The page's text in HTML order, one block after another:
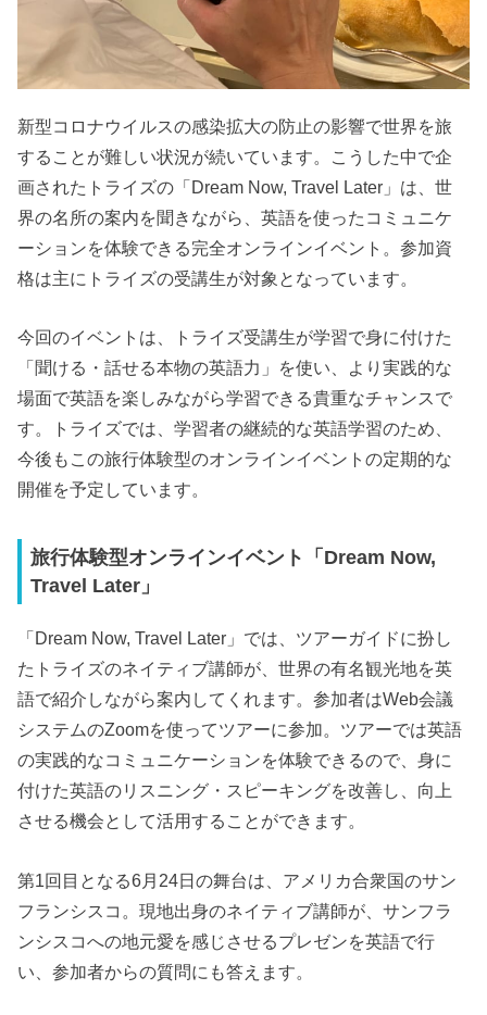
新型コロナウイルスの感染拡大の防止の影響で世界を旅
することが難しい状況が続いています。こうした中で企
画されたトライズの「Dream Now, Travel Later」は、世
界の名所の案内を聞きながら、英語を使ったコミュニケ
ーションを体験できる完全オンラインイベント。参加資
格は主にトライズの受講生が対象となっています。
今回のイベントは、トライズ受講生が学習で身に付けた
「聞ける・話せる本物の英語力」を使い、より実践的な
場面で英語を楽しみながら学習できる貴重なチャンスで
す。トライズでは、学習者の継続的な英語学習のため、
今後もこの旅行体験型のオンラインイベントの定期的な
開催を予定しています。
旅行体験型オンラインイベント「Dream Now,
Travel Later」
「Dream Now, Travel Later」では、ツアーガイドに扮し
たトライズのネイティブ講師が、世界の有名観光地を英
語で紹介しながら案内してくれます。参加者はWeb会議
システムのZoomを使ってツアーに参加。ツアーでは英語
の実践的なコミュニケーションを体験できるので、身に
付けた英語のリスニング・スピーキングを改善し、向上
させる機会として活用することができます。
第1回目となる6月24日の舞台は、アメリカ合衆国のサン
フランシスコ。現地出身のネイティブ講師が、サンフラ
ンシスコへの地元愛を感じさせるプレゼンを英語で行
い、参加者からの質問にも答えます。